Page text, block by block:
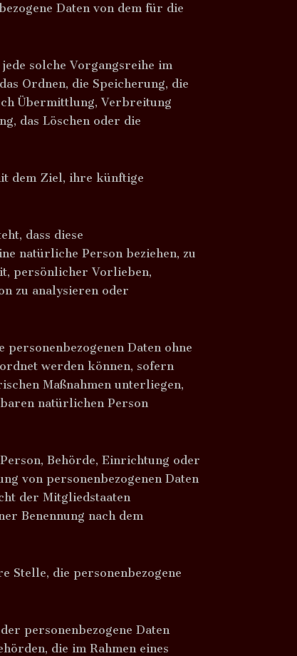
Daten von dem für die
solche Vorgangsreihe im
Ordnen, die Speicherung, die
Übermittlung, Verbreitung
das Löschen oder die
dem Ziel, ihre künftige
dass diese
natürliche Person beziehen, zu
persönlicher Vorlieben,
zu analysieren oder
Daten ohne
werden können, sofern
Maßnahmen unterliegen,
natürlichen Person
Behörde, Einrichtung oder
von personenbezogenen Daten
der Mitgliedstaaten
Benennung nach dem
Stelle, die personenbezogene
personenbezogene Daten
die im Rahmen eines